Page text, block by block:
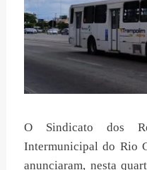
O Sindicato dos
Intermunicipal do Rio
anunciaram, nesta